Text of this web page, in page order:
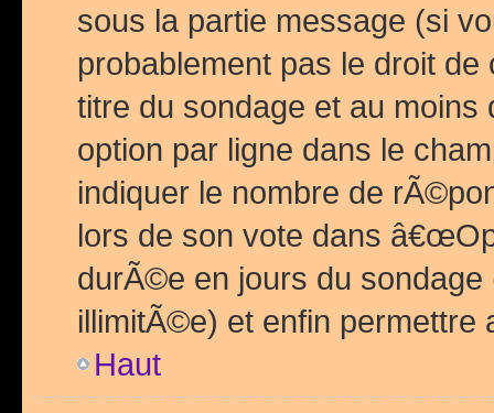
sous la partie message (si
probablement pas le droit
titre du sondage et au
option par ligne dans le
indiquer le nombre de
lors de son vote dans
durÃ©e en jours du
illimitÃ©e) et enfin permettre
Haut